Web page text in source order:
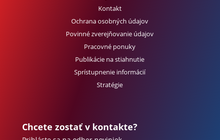
Kontakt
Ochrana osobných údajov
Povinné zverejňovanie údajov
Pracovné ponuky
Publikácie na stiahnutie
Sprístupnenie informácií
Stratégie
Chcete zostať v kontakte?